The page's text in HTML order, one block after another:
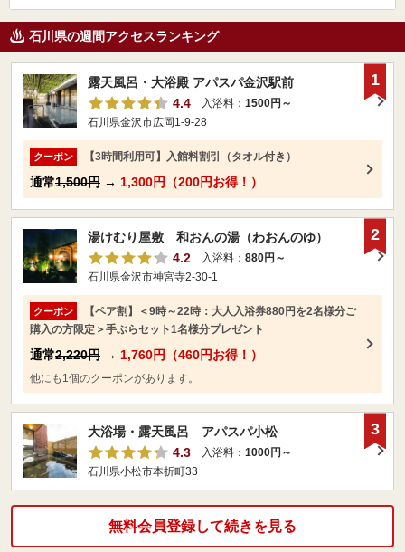
石川県の週間アクセスランキング
露天風呂・大浴殿 アパスパ金沢駅前
4.4
入浴料： 1500円～
石川県金沢市広岡1-9-28
クーポン 【3時間利用可】入館料割引（タオル付き）
通常1,500円 → 1,300円（200円お得！）
1
湯けむり屋敷 和おんの湯（わおんのゆ）
4.2
入浴料： 880円～
石川県金沢市神宮寺2-30-1
クーポン
【ペア割】＜9時～22時：大人入浴券880円を2名様分ご
購入の方限定＞手ぶらセット1名様分プレゼント
通常2,220円 → 1,760円（460円お得！）
他にも1個のクーポンがあります。
2
大浴場・露天風呂 アパスパ小松
4.3
入浴料： 1000円～
石川県小松市本折町33
3
無料会員登録して続きを見る